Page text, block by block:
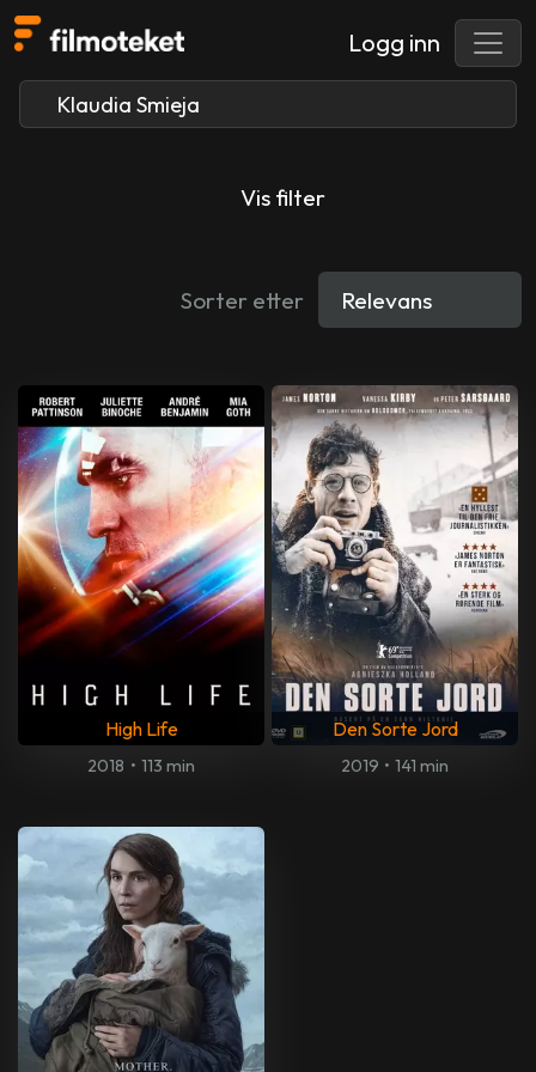
Logg inn
Vis filter
Sorter etter
High Life
2018 • 113 min
Den Sorte Jord
2019 • 141 min